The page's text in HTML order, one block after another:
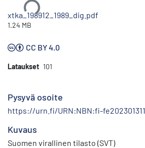
Ladataan...
xtka_198912_1989_dig.pdf
1.24 MB
CC BY 4.0
Lataukset 101
Pysyvä osoite
https://urn.fi/URN:NBN:fi-
Kuvaus
Suomen virallinen tilasto (SVT)